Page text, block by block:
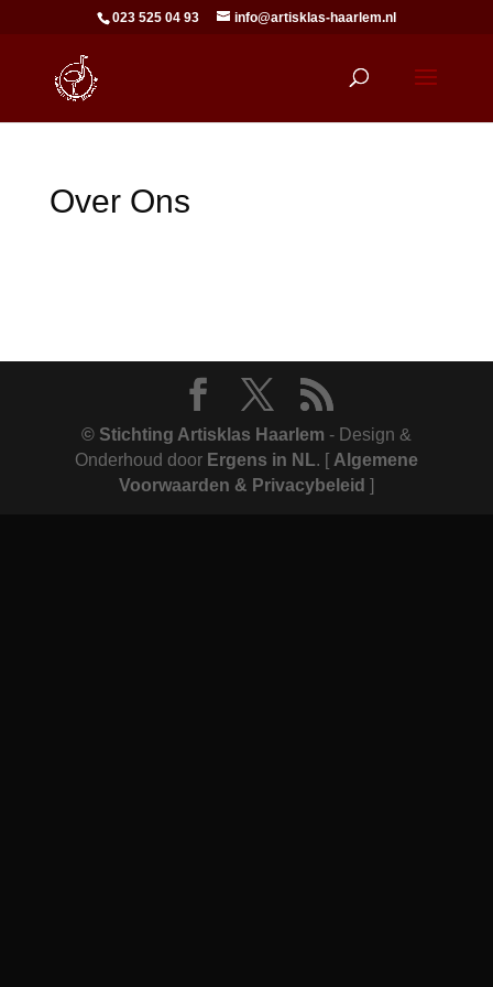
023 525 04 93 info@artisklas-haarlem.nl
Over Ons
© Stichting Artisklas Haarlem - Design &
Onderhoud door Ergens in NL. [ Algemene
Voorwaarden & Privacybeleid ]